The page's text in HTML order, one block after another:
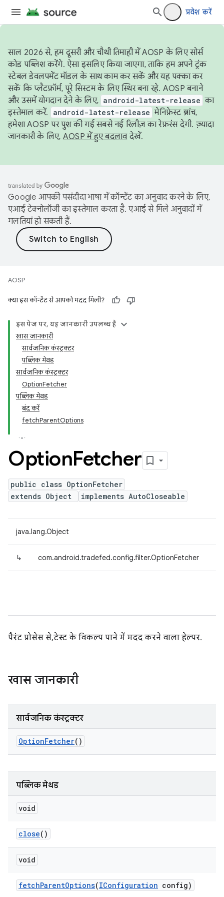
प्रवेश करें
साल 2026 से, हम दूसरी और चौथी तिमाही में AOSP के लिए सोर्स
कोड पब्लिश करेंगे. ऐसा इसलिए किया जाएगा, ताकि हम अपने ट्रंक
स्टेबल डेवलपमेंट मॉडल के साथ काम कर सकें और यह पक्का कर
सकें कि प्लैटफ़ॉर्म, पूरे सिस्टम के लिए स्थिर बना रहे. AOSP बनाने
और उसमें योगदान देने के लिए, android-latest-release का
इस्तेमाल करें.
android-latest-release मेनिफ़ेस्ट ब्रांच,
हमेशा AOSP पर पुश की गई सबसे नई रिलीज़ का रेफ़रंस देगी. ज़्यादा
जानकारी के लिए, AOSP में हुए बदलावदेखें.
Google आपकी पसंदीदा भाषा में कॉन्टेंट का अनुवाद करने के लिए,
एआई टेक्नोलॉजी का इस्तेमाल करता है. एआई से मिले अनुवादों में
गलतियां हो सकती हैं.
AOSP
क्या इस कॉन्टेंट से आपको मदद मिली?
इस पेज पर, यह जानकारी उपलब्ध है
खास जानकारी
सार्वजनिक कंस्ट्रक्टर
पब्लिक मेथड
सार्वजनिक कंस्ट्रक्टर
OptionFetcher
पब्लिक मेथड
बंद करें
fetchParentOptions
OptionFetcher
public class OptionFetcher
extends Object
implements AutoCloseable
java.lang.Object
↳ com.android.tradefed.config.filter.OptionFetcher
पैरंट प्रोसेस से, टेस्ट के विकल्प पाने में मदद करने वाला हेल्पर.
खास जानकारी
सार्वजनिक कंस्ट्रक्टर
OptionFetcher()
पब्लिक मेथड
void
close()
void
fetchParentOptions(IConfiguration config)